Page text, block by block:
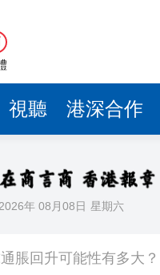
視聽 港深合作
2026年 08月08日 星期六
青年魯班選舉